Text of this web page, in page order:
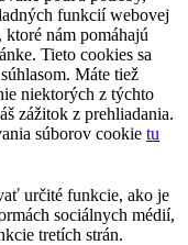
funkcií webovej
ktoré nám pomáhajú
Tieto cookies sa
Máte tiež
niektorých z týchto
zážitok z prehliadania.
súborov cookie tu
určité funkcie, ako je
sociálnych médií,
tretích strán.